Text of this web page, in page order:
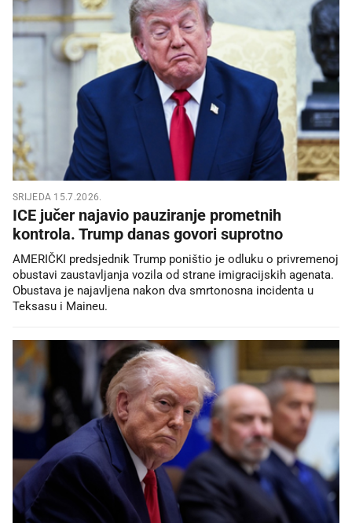
SRIJEDA 15.7.2026.
ICE jučer najavio pauziranje prometnih
kontrola. Trump danas govori suprotno
AMERIČKI predsjednik Trump poništio je odluku o privremenoj
obustavi zaustavljanja vozila od strane imigracijskih agenata.
Obustava je najavljena nakon dva smrtonosna incidenta u
Teksasu i Maineu.